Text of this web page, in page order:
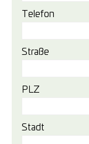
Telefon
Straße
PLZ
Stadt